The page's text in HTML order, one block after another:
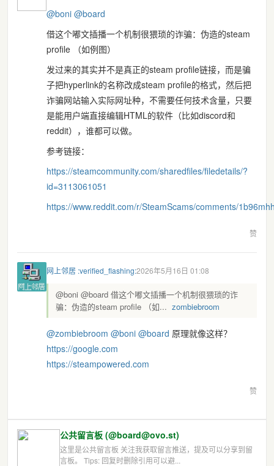
@boni @board
借这个嘟文插播一个机制很猥琐的诈骗：伪造的steam
profile （如例图）
发过来的其实并不是真正的steam profile链接，而是骗
子把hyperlink的名称改成steam profile的格式，然后把
诈骗网站输入实际网址种，不需要任何技术含量，只要
是能用户端直接编辑HTML的软件（比如discord和
reddit），谁都可以做。
参考链接：
https://steamcommunity.com/sharedfiles/filedetails/?
id=3113061051
https://www.reddit.com/r/SteamScams/comments/
赞
网上邻居 :verified_flashing:2026年5月16日 01:08
@boni @board 借这个嘟文插播一个机制很猥琐的诈
骗：伪造的steam profile （如... zombiebroom
@zombiebroom @boni @board 原理就像这样？
https://google.com
https://steampowered.com
赞
公共留言板 (@board@ovo.st)
这里是公共留言板 关注我获取留言推送，提及可以分享到留
言板。 Tips: 回复时删除引用可以避...